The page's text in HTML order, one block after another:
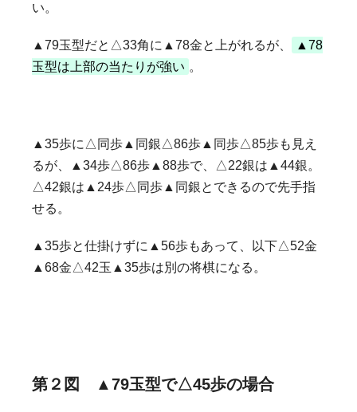
い。
▲79玉型だと△33角に▲78金と上がれるが、
▲78
玉型は上部の当たりが強い 。
▲35歩に△同歩▲同銀△86歩▲同歩△85歩も見え
るが、▲34歩△86歩▲88歩で、△22銀は▲44銀。
△42銀は▲24歩△同歩▲同銀とできるので先手指
せる。
▲35歩と仕掛けずに▲56歩もあって、以下△52金
▲68金△42玉▲35歩は別の将棋になる。
第２図 ▲79玉型で△45歩の場合